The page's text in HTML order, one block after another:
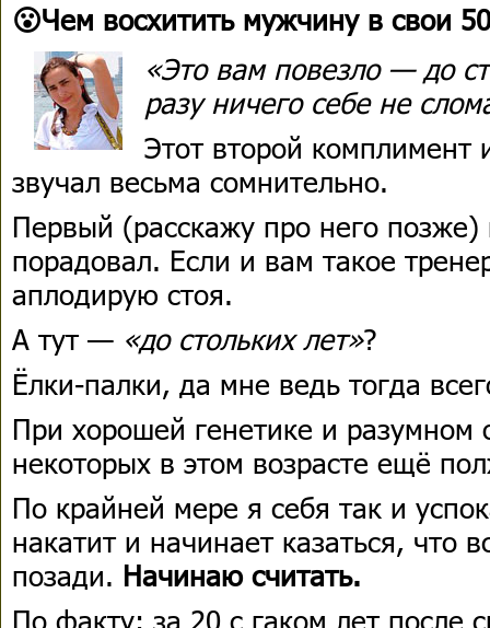
😮Чем восхитить мужчину в свои
«Это вам повезло — до
разу ничего себе не
Этот второй комплимент
звучал весьма сомнительно.
Первый (расскажу про него позже)
порадовал. Если и вам такое
аплодирую стоя.
А тут — «до стольких лет»?
Ёлки-палки, да мне ведь тогда
При хорошей генетике и разумном
некоторых в этом возрасте ещё
По крайней мере я себя так и
накатит и начинает казаться, что
позади. Начинаю считать.
По факту: за 20 с гаком лет после